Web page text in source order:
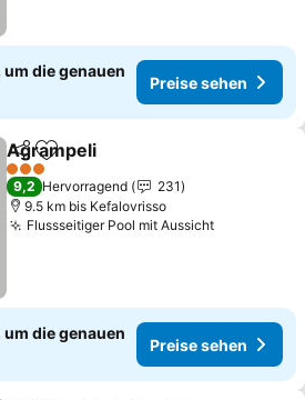
um die genauen
Preise sehen
TeilenZu Favoriten hinzufügen
Agrampeli
3 Sterne
9,2 Hervorragend
231
9.5 km bis Kefalovrisso
Flussseitiger Pool mit Aussicht
um die genauen
Preise sehen